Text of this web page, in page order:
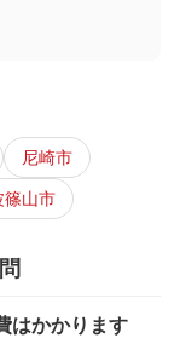
尼崎市
篠山市
はかかります